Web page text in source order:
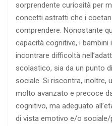
sorprendente curiosità per
concetti astratti che i
comprendere. Nonostante
capacità cognitive, i
incontrare difficoltà
scolastico, sia da un punto
sociale. Si riscontra, inoltre,
molto avanzato e precoce
cognitivo, ma adeguato
di vista emotivo e/o